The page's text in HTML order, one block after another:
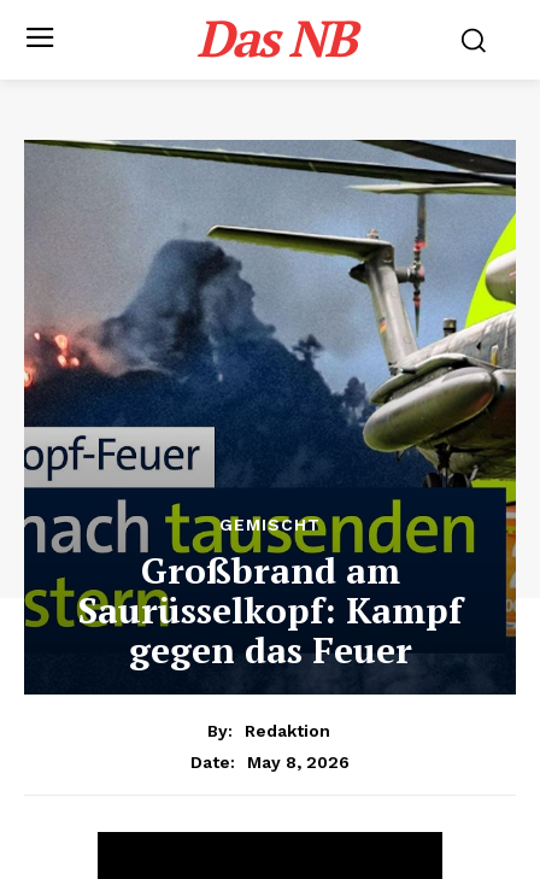
Das NB
GEMISCHT
Großbrand am
Saurüsselkopf: Kampf
gegen das Feuer
By:
Redaktion
Date:
May 8, 2026